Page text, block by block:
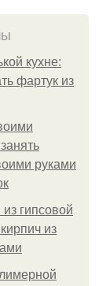
кухне:
фартук из
руками
гипсовой
из